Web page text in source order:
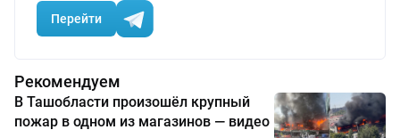
Перейти
Рекомендуем
В Ташобласти произошёл крупный
пожар в одном из магазинов — видео